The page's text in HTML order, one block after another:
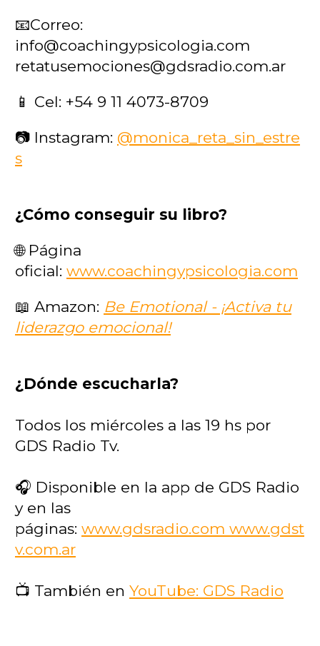
📧Correo:
info@coachingypsicologia.com
retatusemociones@gdsradio.com.ar
📱 Cel: +54 9 11 4073-8709
📷 Instagram: @monica_reta_sin_estre
s
¿Cómo conseguir su libro?
🌐 Página
oficial: www.coachingypsicologia.com
📖 Amazon: Be Emotional - ¡Activa tu
liderazgo emocional!
¿Dónde escucharla?
Todos los miércoles a las 19 hs por
GDS Radio Tv.
🎧 Disponible en la app de GDS Radio
y en las
páginas: www.gdsradio.com www.gdst
v.com.ar
📺 También en YouTube: GDS Radio